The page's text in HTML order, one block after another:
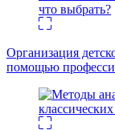
Организация
помощью